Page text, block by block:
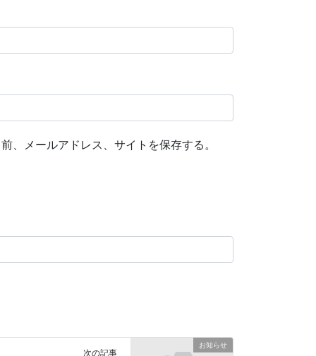
、メールアドレス、サイトを保存する。
お知らせ
次の記事